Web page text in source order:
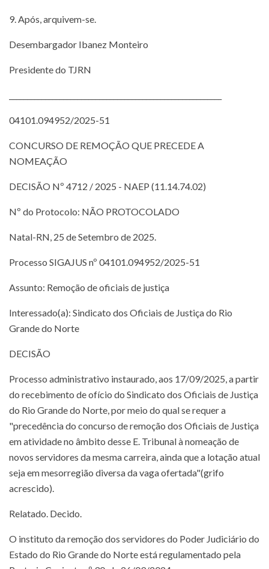
9. Após, arquivem-se.
Desembargador Ibanez Monteiro
Presidente do TJRN
04101.094952/2025-51
CONCURSO DE REMOÇÃO QUE PRECEDE A
NOMEAÇÃO
DECISÃO Nº 4712 / 2025 - NAEP (11.14.74.02)
Nº do Protocolo: NÃO PROTOCOLADO
Natal-RN, 25 de Setembro de 2025.
Processo SIGAJUS nº 04101.094952/2025-51
Assunto: Remoção de oficiais de justiça
Interessado(a): Sindicato dos Oficiais de Justiça do Rio
Grande do Norte
DECISÃO
Processo administrativo instaurado, aos 17/09/2025, a partir
do recebimento de ofício do Sindicato dos Oficiais de Justiça
do Rio Grande do Norte, por meio do qual se requer a
"precedência do concurso de remoção dos Oficiais de Justiça
em atividade no âmbito desse E. Tribunal à nomeação de
novos servidores da mesma carreira, ainda que a lotação atual
seja em mesorregião diversa da vaga ofertada"(grifo
acrescido).
Relatado. Decido.
O instituto da remoção dos servidores do Poder Judiciário do
Estado do Rio Grande do Norte está regulamentado pela